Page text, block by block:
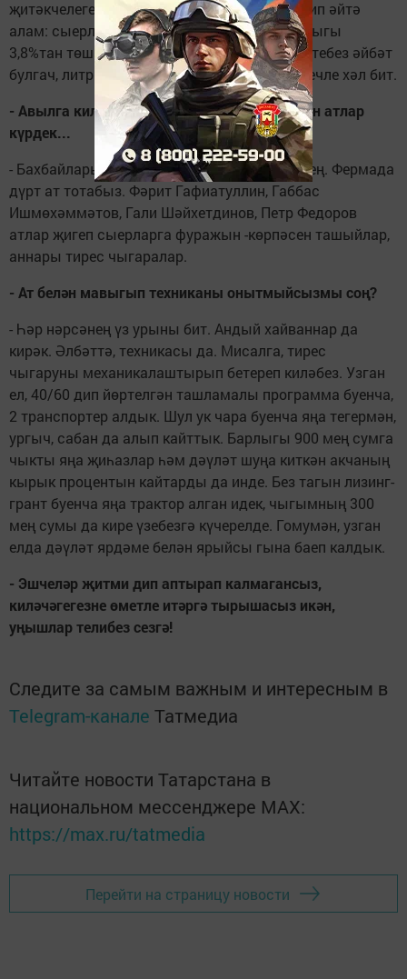
җитәкчелегендә алып барыла. Шуңа күрә дип әйтә
алам: сыерларыбыз биргән сөтнең майлылыгы
3,8%тан төшми. Мактана дип уйламагыз, сөтебез әйбәт
булгач, литрын 21 сумнан алулары да сөенечле хәл бит.
- Авылга килгәндә фермагызда чана җиккән атлар
күрдек...
- Бахбайларыбыз мал карауда төп көч безнең. Фермада
дүрт ат тотабыз. Фәрит Гафиатуллин, Габбас
Ишмөхәммәтов, Гали Шәйхетдинов, Петр Федоров
атлар җигеп сыерларга фуражын -көрпәсен ташыйлар,
аннары тирес чыгаралар.
- Ат белән мавыгып техниканы онытмыйсызмы соң?
- Һәр нәрсәнең үз урыны бит. Андый хайваннар да
кирәк. Әлбәттә, техникасы да. Мисалга, тирес
чыгаруны механикалаштырып бетереп киләбез. Узган
ел, 40/60 дип йөртелгән ташламалы программа буенча,
2 транспортер алдык. Шул ук чара буенча яңа тегермән,
ургыч, сабан да алып кайттык. Барлыгы 900 мең сумга
чыкты яңа җиһазлар һәм дәүләт шуңа киткән акчаның
кырык процентын кайтарды да инде. Без тагын лизинг-
грант буенча яңа трактор алган идек, чыгымның 300
мең сумы да кире үзебезгә күчерелде. Гомумән, узган
елда дәүләт ярдәме белән ярыйсы гына баеп калдык.
- Эшчеләр җитми дип аптырап калмагансыз,
киләчәгегезне өметле итәргә тырышасыз икән,
уңышлар телибез сезгә!
Следите за самым важным и интересным в
Telegram-канале Татмедиа
Читайте новости Татарстана в
национальном мессенджере MАХ:
https://max.ru/tatmedia
Перейти на страницу новости